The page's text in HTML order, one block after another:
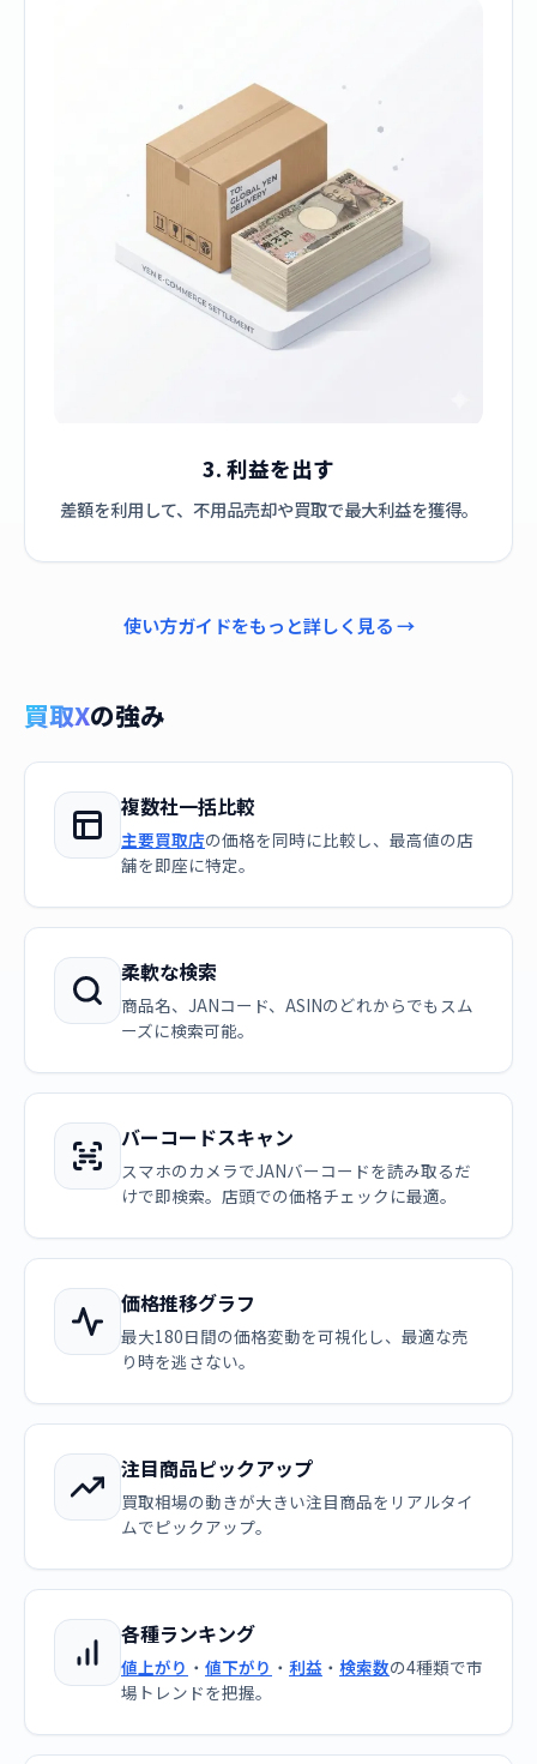
3. 利益を出す
差額を利用して、不用品売却や買取で最大利益を獲得。
使い方ガイドをもっと詳しく見る →
買取Xの強み
複数社一括比較
主要買取店の価格を同時に比較し、最高値の店
舗を即座に特定。
柔軟な検索
商品名、JANコード、ASINのどれからでもスム
ーズに検索可能。
バーコードスキャン
スマホのカメラでJANバーコードを読み取るだ
けで即検索。店頭での価格チェックに最適。
価格推移グラフ
最大180日間の価格変動を可視化し、最適な売
り時を逃さない。
注目商品ピックアップ
買取相場の動きが大きい注目商品をリアルタイ
ムでピックアップ。
各種ランキング
値上がり ・ 値下がり ・ 利益 ・ 検索数の4種類で市
場トレンドを把握。